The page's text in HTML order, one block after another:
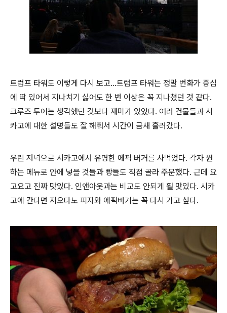
트럼프 타워도 이렇게 다시 보고...트럼프 타워는 정말 번화가 중심
에 딱 있어서 지나치기 싫어도 한 번 이상은 꼭 지나쳤던 것 같다.
크루즈 투어는 생각했던 것보다 재미가 있었다. 여러 건물들과 시
카고에 대한 설명들도 잘 해줘서 시간이 금새 흘러갔다.
우린 저녁으로 시카고에서 유명한 에픽 버거를 사먹었다. 각자 원
하는 메뉴로 안에 넣을 것들과 빵들도 직접 골라 주문했다. 근데 요
고요고 진짜 맛있다. 인앤아웃과는 비교도 안되게 훨 맛있다. 시카
고에 간다면 지오다노 피자와 에픽버거는 꼭 다시 가고 싶다.